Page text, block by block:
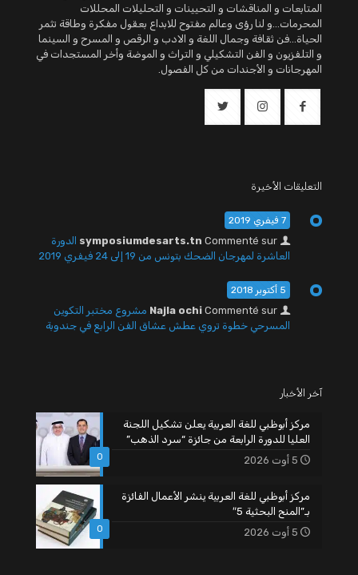
المتابعات و المناقشات و التحيينات و التحليلات المحللات
المحرمات...و لنا رؤى وعالم مفتوح للابداع بعقول مفكرة وطاقة تثمر
الحياة...فن ثقافة وجمال اللغة و الادب و الرقص و المسرح و السينما
و التلفزيون و الفن التشكيلي و التراث و الموضة وأخر المستجدات في
المهرجانات و الأجندات من كل الفصول.
التعليقات الأخيرة
7 فيفري 2019
symposiumdesarts.tn Commenté sur
الدورة
العاشرة لمهرجان الضحك بتونس من 19 إلى 24 فيفري 2019
5 أكتوبر 2018
Najla ochi Commenté sur
مشروع مختبر التكوين
المسرحي خطوة تروي عطش عشاق الفن الرابع في جندوبة
آخر الأخبار
0
مركز أبوظبي للغة العربية يعلن تشكيل اللجنة
العليا للدورة الرابعة من جائزة “سرد الذهب”
5 أوت 2026
0
مركز أبوظبي للغة العربية ينشر الأعمال الفائزة
بـ”المنح البحثية 5″
5 أوت 2026